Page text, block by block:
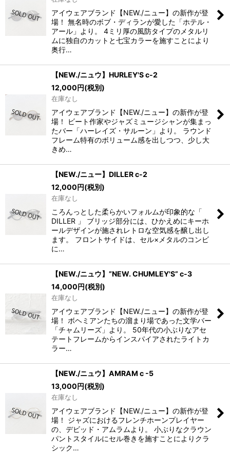
アイウェアブランド【NEW./ニュー】の新作が登
場！ 無名時のボブ・ディランが愛した「ホテル・
アール」より。 4ミリ厚の風防タイプのメタルリ
ムに独自のカットと七宝カラーを施すことにより
奥行…
【NEW./ニュウ】HURLEY'S c-2
12,000円(税別)
在庫なし
アイウェアブランド【NEW./ニュー】の新作が登
場！ ビート作家やジャズミュージシャンが集まっ
たバー「ハーレイズ・サルーン」より。 ラウンド
フレーム特有のボリューム感を出しつつ、少し大
きめ…
【NEW./ニュー】DILLER c-2
12,000円(税別)
在庫なし
ころんっとした柔らかいフォルムが印象的な「
DILLER 」 ブリッジ部分には、ひかえめにキーホ
ールデザインが施されレトロな空気感を醸し出し
ます。 フロントサイドは、セル×メタルのコンビ
に…
【NEW./ニュウ】”NEW. CHUMLEY'S” c-3
14,000円(税別)
在庫なし
アイウェアブランド【NEW./ニュー】の新作が登
場！ ボヘミアンたちの溜まり場であった文学バー
「チャムリーズ」より。 50年代の小ぶりなアセ
テートフレームからインスパイアされたライトカ
ラー…
【NEW./ニュウ】AMRAM c -5
13,000円(税別)
在庫なし
アイウェアブランド【NEW./ニュー】の新作が登
場！ ジャズにおけるフレンチホーンプレイヤー
の、デビッド・アムラムより。 小ぶりなクラウン
パントスタイルにセル巻きを施すことによりクラ
シック…